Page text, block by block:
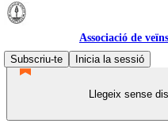
Associació de
Subscriu-te
Inicia la sessió
Llegeix sense